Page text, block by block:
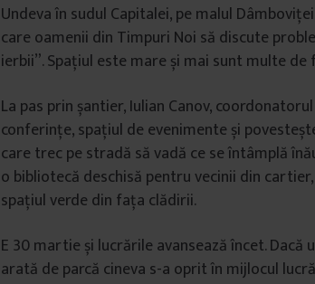
Undeva în sudul Capitalei, pe malul
care oamenii din Timpuri Noi să discute
ierbii”. Spațiul este mare și mai sunt multe de
La pas prin șantier, Iulian Canov,
conferințe, spațiul de evenimente și
care trec pe stradă să vadă ce se întâmplă
o bibliotecă deschisă pentru vecinii din
spațiul verde din fața clădirii.
E 30 martie și lucrările avansează încet.
arată de parcă cineva s-a oprit în mijlocul